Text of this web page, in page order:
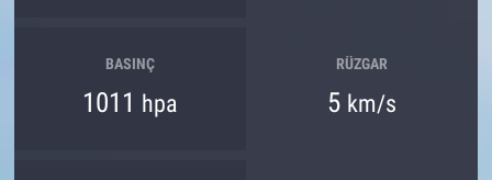
BASINÇ
1011 hpa
RÜZGAR
5 km/s